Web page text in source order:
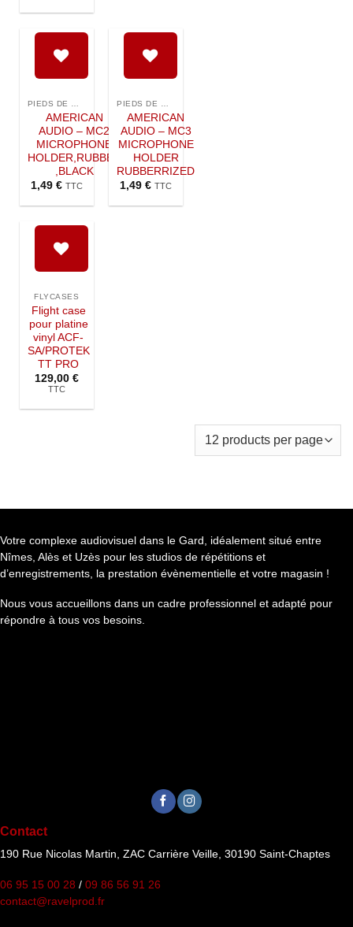
la liste de
souhaits
AMERICAN
AUDIO – MC2
MICROPHONE
HOLDER,RUBBER
,BLACK
1,49 € TTC
la liste de
souhaits
AMERICAN
AUDIO – MC3
MICROPHONE
HOLDER
RUBBERRIZED
1,49 € TTC
la liste de
souhaits
FLYCASES
Flight case
pour platine
vinyl ACF-
SA/PROTEK
TT PRO
129,00 €
TTC
Votre complexe audiovisuel dans le Gard, idéalement situé entre
Nîmes, Alès et Uzès pour les studios de répétitions et
d’enregistrements, la prestation évènementielle et votre magasin !
Nous vous accueillons dans un cadre professionnel et adapté pour
répondre à tous vos besoins.
Contact
190 Rue Nicolas Martin, ZAC Carrière Veille, 30190 Saint-Chaptes
06 95 15 00 28 / 09 86 56 91 26
contact@ravelprod.fr